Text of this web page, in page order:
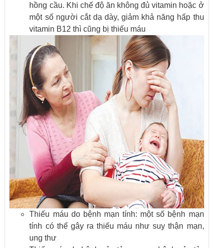
hồng cầu. Khi chế độ ăn không đủ vitamin hoặc ở
một số người cắt dạ dày, giảm khả năng hấp thu
vitamin B12 thì cũng bị thiếu máu
Thiếu máu do bệnh mạn tính: một số bệnh mạn
tính có thể gây ra thiếu máu như suy thận mạn,
ung thư